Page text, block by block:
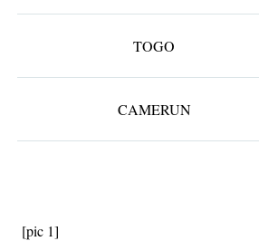
TOGO
CAMERUN
[pic 1]